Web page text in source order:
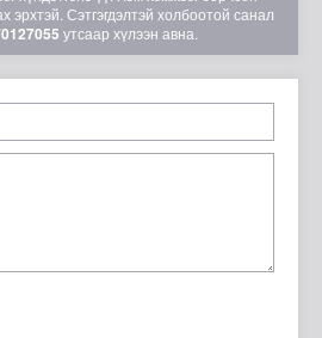
эрхтэй. Сэтгэгдэлтэй холбоотой санал
утсаар хүлээн авна.